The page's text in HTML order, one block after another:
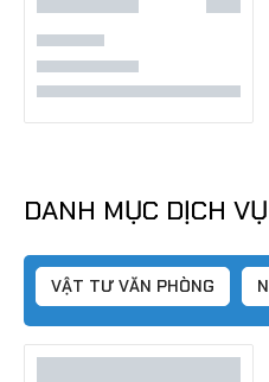
DANH MỤC DỊCH VỤ
VẬT TƯ VĂN PHÒNG